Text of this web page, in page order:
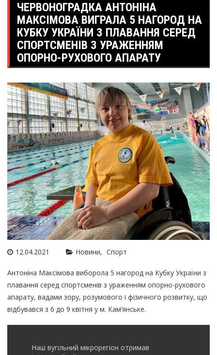
ЧЕРВОНОГРАДКА АНТОНІНА
МАКСІМОВА ВИГРАЛА 5 НАГОРОД НА
КУБКУ УКРАЇНИ З ПЛАВАННЯ СЕРЕД
СПОРТСМЕНІВ З УРАЖЕННЯМ
ОПОРНО-РУХОВОГО АПАРАТУ
12.04.2021 Новини Спорт
Антоніна Максімова виборола 5 нагород на Кубку України з
плавання серед спортсменів з ураженням опорно-рухового
апарату, вадами зору, розумового і фізичного розвитку, що
відбувався з 6 до 9 квітня у м. Кам’янське.
Наш вугільний мікрорегіон отримав